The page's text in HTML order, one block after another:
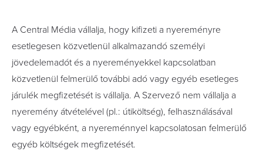
A Central Média vállalja, hogy kifizeti a nyereményre
esetlegesen közvetlenül alkalmazandó személyi
jövedelemadót és a nyereményekkel kapcsolatban
közvetlenül felmerülő további adó vagy egyéb esetleges
járulék megfizetését is vállalja. A Szervező nem vállalja a
nyeremény átvételével (pl.: útiköltség), felhasználásával
vagy egyébként, a nyereménnyel kapcsolatosan felmerülő
egyéb költségek megfizetését.